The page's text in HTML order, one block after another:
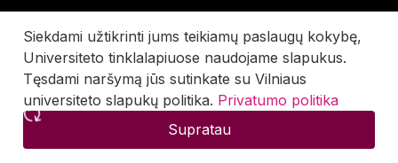
Siekdami užtikrinti jums teikiamų paslaugų kokybę,
Universiteto tinklalapiuose naudojame slapukus.
Tęsdami naršymą jūs sutinkate su Vilniaus
universiteto slapukų politika. Privatumo politika
Supratau